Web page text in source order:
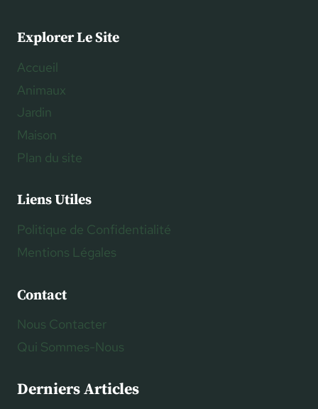
Explorer Le Site
Accueil
Animaux
Jardin
Maison
Plan du site
Liens Utiles
Politique de Confidentialité
Mentions Légales
Contact
Nous Contacter
Qui Sommes-Nous
Derniers Articles